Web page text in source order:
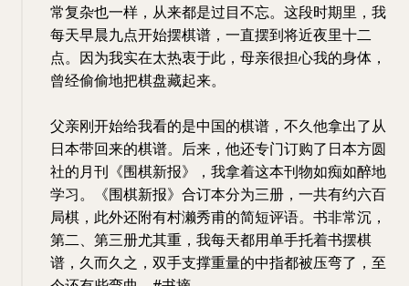
常复杂也一样，从来都是过目不忘。这段时期里，我
每天早晨九点开始摆棋谱，一直摆到将近夜里十二
点。因为我实在太热衷于此，母亲很担心我的身体，
曾经偷偷地把棋盘藏起来。
父亲刚开始给我看的是中国的棋谱，不久他拿出了从
日本带回来的棋谱。后来，他还专门订购了日本方圆
社的月刊《围棋新报》，我拿着这本刊物如痴如醉地
学习。《围棋新报》合订本分为三册，一共有约六百
局棋，此外还附有村濑秀甫的简短评语。书非常沉，
第二、第三册尤其重，我每天都用单手托着书摆棋
谱，久而久之，双手支撑重量的中指都被压弯了，至